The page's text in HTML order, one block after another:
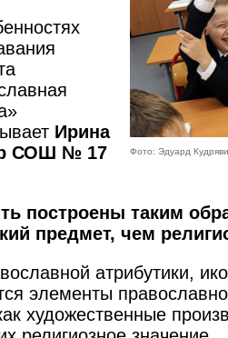
Фото: Эдуард
Ирина
СОШ № 17
построены таким
предмет, чем
атрибутики,
элементы
художественные